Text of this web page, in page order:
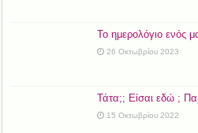
Το ημερολόγιο ενός
26 Οκτωβρίου 2023
Τάτα;; Είσαι εδώ ;
15 Οκτωβρίου 2022